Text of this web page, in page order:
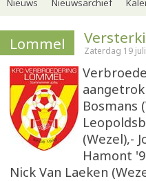
Nieuws Nieuwsarchief
Lommel Zaterdag 19
Bosmans
(Wezel),-
Hamont
Nick Van Laeken